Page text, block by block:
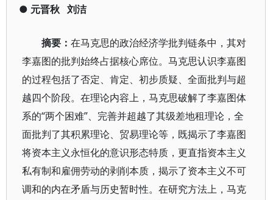
● 元晋秋 刘洁
摘要： 在马克思的政治经济学批判链条中，其对
李嘉图的批判始终占据核心席位。马克思认识李嘉图
的过程包括了否定、肯定、初步质疑、全面批判与超
越四个阶段。在理论内容上，马克思破解了李嘉图体
系的“两个困难”、完善并超越了其级差地租理论，全
面批判了其积累理论、贸易理论等，既揭示了李嘉图
将资本主义永恒化的意识形态特质，更直指资本主义
私有制和雇佣劳动的剥削本质，揭示了资本主义不可
调和的内在矛盾与历史暂时性。在研究方法上，马克